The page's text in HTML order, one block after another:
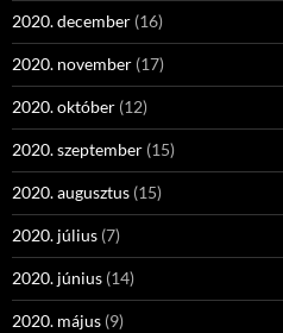
2020. december (16)
2020. november (17)
2020. október (12)
2020. szeptember (15)
2020. augusztus (15)
2020. július (7)
2020. június (14)
2020. május (9)